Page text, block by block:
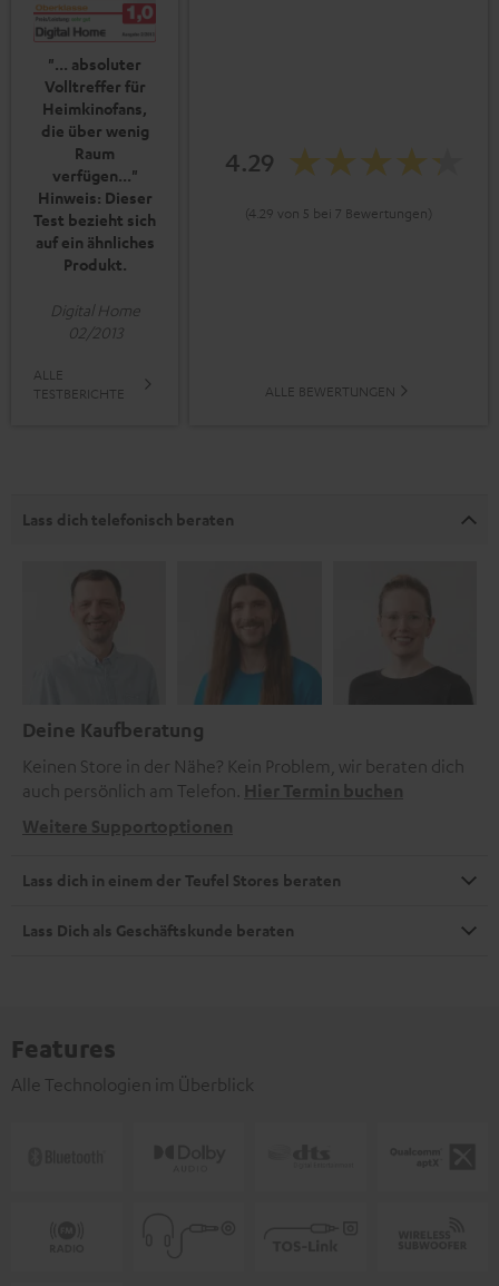
"... absoluter
Volltreffer für
Heimkinofans,
die über wenig
Raum
verfügen..."
Hinweis: Dieser
Test bezieht sich
auf ein ähnliches
Produkt.
Digital Home
02/2013
ALLE
TESTBERICHTE
4.29
(4.29 von 5 bei 7 Bewertungen)
ALLE BEWERTUNGEN
Lass dich telefonisch beraten
Deine Kaufberatung
Keinen Store in der Nähe? Kein Problem, wir beraten dich
auch persönlich am Telefon. Hier Termin buchen
Weitere Supportoptionen
Lass dich in einem der Teufel Stores beraten
Lass Dich als Geschäftskunde beraten
Features
Alle Technologien im Überblick